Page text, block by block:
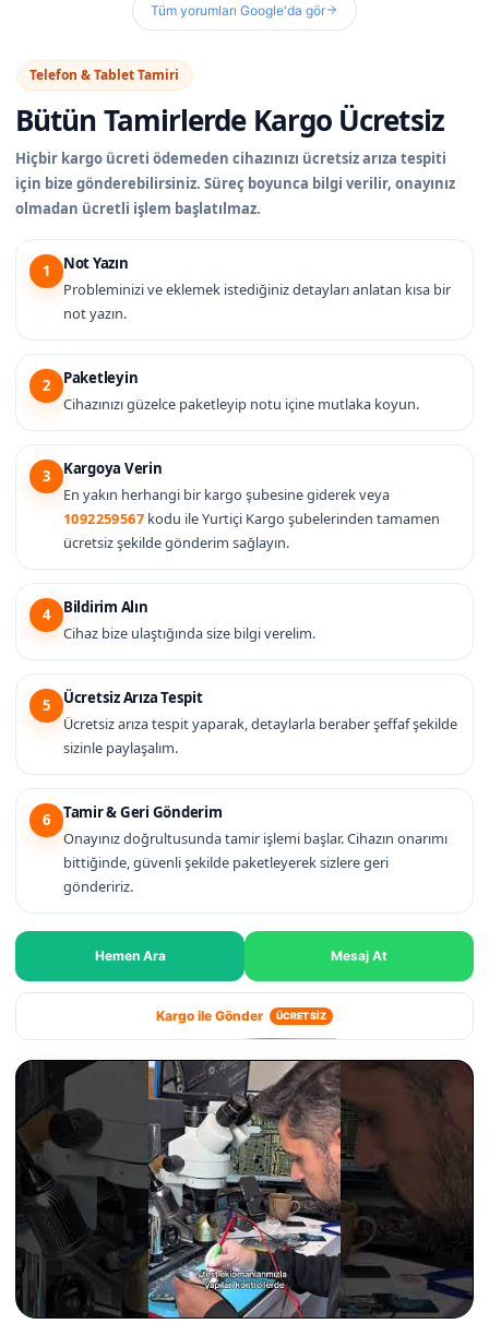
Tüm yorumları Google'da gör
Telefon & Tablet Tamiri
Bütün Tamirlerde Kargo Ücretsiz
Hiçbir kargo ücreti ödemeden cihazınızı ücretsiz arıza tespiti
için bize gönderebilirsiniz. Süreç boyunca bilgi verilir, onayınız
olmadan ücretli işlem başlatılmaz.
1
Not Yazın
Probleminizi ve eklemek istediğiniz detayları anlatan kısa bir
not yazın.
2
Paketleyin
Cihazınızı güzelce paketleyip notu içine mutlaka koyun.
3
Kargoya Verin
En yakın herhangi bir kargo şubesine giderek veya
1092259567 kodu ile Yurtiçi Kargo şubelerinden tamamen
ücretsiz şekilde gönderim sağlayın.
4
Bildirim Alın
Cihaz bize ulaştığında size bilgi verelim.
5
Ücretsiz Arıza Tespit
Ücretsiz arıza tespit yaparak, detaylarla beraber şeffaf şekilde
sizinle paylaşalım.
6
Tamir & Geri Gönderim
Onayınız doğrultusunda tamir işlemi başlar. Cihazın onarımı
bittiğinde, güvenli şekilde paketleyerek sizlere geri
göndeririz.
Hemen Ara Mesaj At
Kargo ile Gönder ÜCRETSİZ